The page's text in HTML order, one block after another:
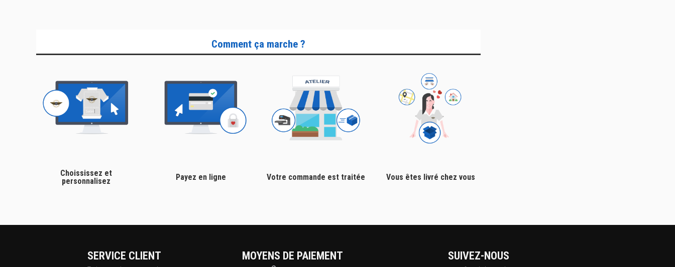
Comment ça marche ?
Choississez et
personnalisez
Payez en ligne Votre commande est traitée Vous êtes livré chez vous
SERVICE CLIENT MOYENS DE PAIEMENT SUIVEZ-NOUS